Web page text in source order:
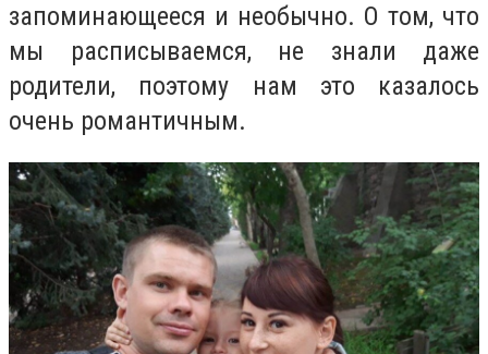
запоминающееся и необычно. О том, что
мы расписываемся, не знали даже
родители, поэтому нам это казалось
очень романтичным.